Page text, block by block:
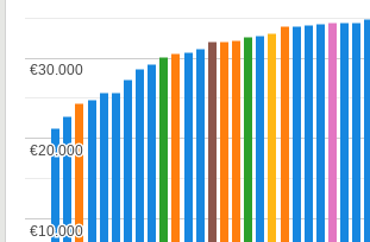
€10.000
€10.000
€20.000
€20.000
€30.000
€30.000